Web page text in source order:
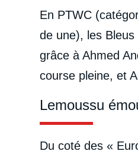
En PTWC
de une), les
grâce à Ahmed
course pleine, et
Lemoussu
Du coté des «